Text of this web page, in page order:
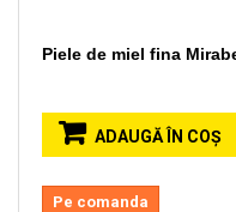
Piele de miel fina
ADAUGĂ ÎN COŞ
Pe comanda